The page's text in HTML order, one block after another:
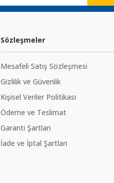
Sözleşmeler
Mesafeli Satış Sözleşmesi
Gizlilik ve Güvenlik
Kişisel Veriler Politikası
Ödeme ve Teslimat
Garanti Şartları
İade ve İptal Şartları